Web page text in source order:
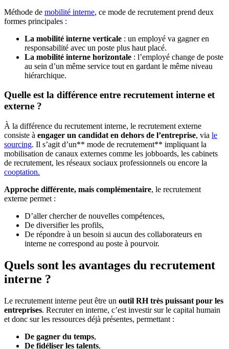
Méthode de mobilité interne, ce mode de recrutement prend deux
formes principales :
La mobilité interne verticale : un employé va gagner en
responsabilité avec un poste plus haut placé.
La mobilité interne horizontale : l’employé change de poste
au sein d’un même service tout en gardant le même niveau
hiérarchique.
Quelle est la différence entre recrutement interne et
externe ?
À la différence du recrutement interne, le recrutement externe
consiste à engager un candidat en dehors de l’entreprise, via le
sourcing. Il s’agit d’un** mode de recrutement** impliquant la
mobilisation de canaux externes comme les jobboards, les cabinets
de recrutement, les réseaux sociaux professionnels ou encore la
cooptation.
Approche différente, mais complémentaire, le recrutement
externe permet :
D’aller chercher de nouvelles compétences,
De diversifier les profils,
De répondre à un besoin si aucun des collaborateurs en
interne ne correspond au poste à pourvoir.
Quels sont les avantages du recrutement
interne ?
Le recrutement interne peut être un outil RH très puissant pour les
entreprises. Recruter en interne, c’est investir sur le capital humain
et donc sur les ressources déjà présentes, permettant :
De gagner du temps,
De fidéliser les talents,